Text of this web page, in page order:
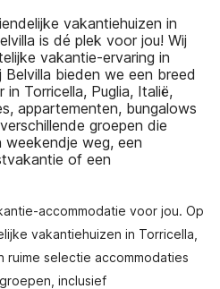
vakantiehuizen in
is dé plek voor jou! Wij
vakantie-ervaring in
Belvilla bieden we een breed
Torricella, Puglia, Italië,
appartementen, bungalows
groepen die
weekendje weg, een
of een
accommodatie voor jou. Op
vakantiehuizen in Torricella,
ruime selectie accommodaties
inclusief